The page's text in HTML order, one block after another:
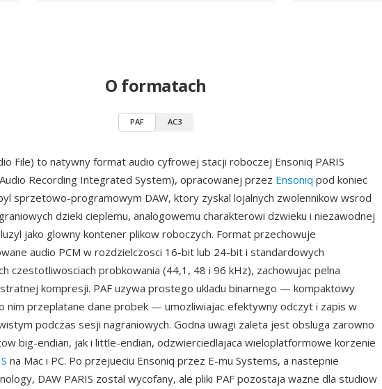
O formatach
PAF AC3
File) to natywny format audio cyfrowej stacji roboczej Ensoniq PARIS
Recording Integrated System), opracowanej przez Ensoniq pod koniec
sprzetowo-programowym DAW, ktory zyskal lojalnych zwolennikow wsrod
dzieki cieplemu, analogowemu charakterowi dzwieku i niezawodnej
jako glowny kontener plikow roboczych. Format przechowuje
audio PCM w rozdzielczosci 16-bit lub 24-bit i standardowych
czestotliwosciach probkowania (44,1, 48 i 96 kHz), zachowujac pelna
kompresji. PAF uzywa prostego ukladu binarnego — kompaktowy
nim przeplatane dane probek — umozliwiajac efektywny odczyt i zapis w
podczas sesji nagraniowych. Godna uwagi zaleta jest obsluga zarowno
big-endian, jak i little-endian, odzwierciedlajaca wieloplatformowe korzenie
na Mac i PC. Po przejueciu Ensoniq przez E-mu Systems, a nastepnie
DAW PARIS zostal wycofany, ale pliki PAF pozostaja wazne dla studiow